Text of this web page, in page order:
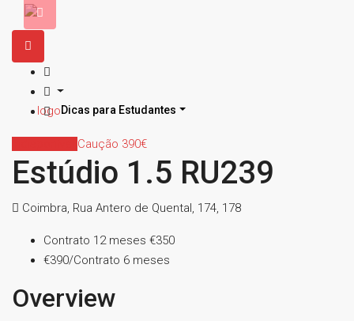
Dicas para Estudantes
Caução 390€
Estúdio 1.5 RU239
Coimbra, Rua Antero de Quental, 174, 178
Contrato 12 meses €350
€390/Contrato 6 meses
Overview